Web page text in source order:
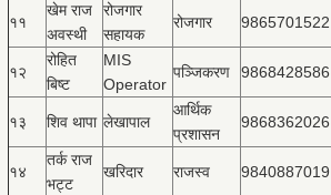
११
खेम राज
अवस्थी
रोजगार
सहायक
रोजगार 9865701522
१२
रोहित
बिष्‍ट
MIS
Operator
पञ्‍जिकरण 9868428586
१३ शिव थापा लेखापाल
आर्थिक
प्रशासन
9868362026
१४
तर्क राज
भट्ट
खरिदार राजस्‍व 9840887019